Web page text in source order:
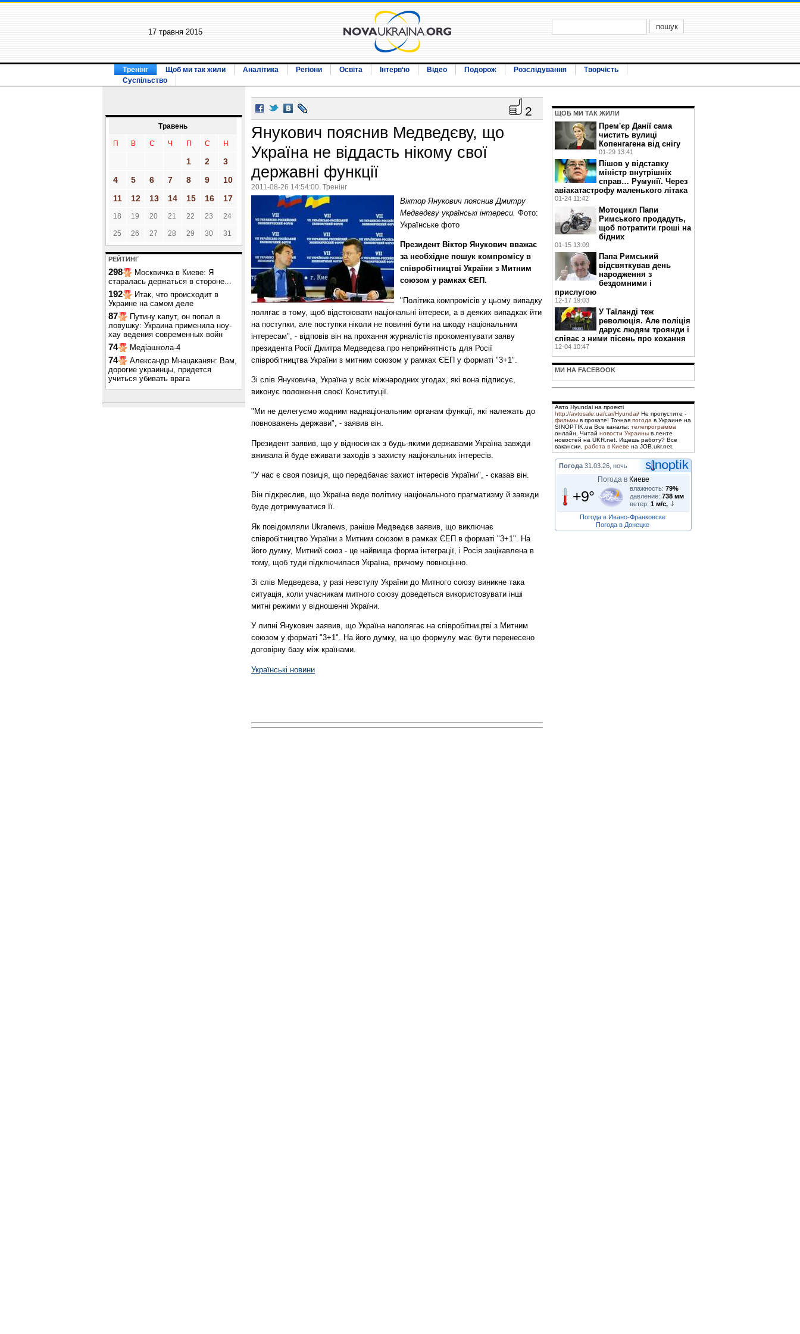
17 травня 2015
Тренінг Щоб ми так жили Аналітика Регіони Освіта Інтерв‘ю Відео Подорож Розслідування
Творчість
Суспільство
Травень
П В С Ч П С Н
1 2
3
4
5 6 7 8 9
10
11
12 13 14 15 16 17
18 19 20 21 22 23 24
25 26 27 28 29 30 31
РЕЙТИНГ
298
Москвичка в Киеве: Я
старалась держаться в стороне...
192
Итак, что происходит в
Украине на самом деле
87
Путину капут, он попал в
ловушку: Украина применила ноу-
хау ведения современных войн
74 Медіашкола-4
74
Александр Мнацаканян: Вам,
дорогие украинцы, придется
учиться убивать врага
2
Янукович пояснив Медведєву, що
Україна не віддасть нікому свої
державні функції
2011-08-26 14:54:00. Тренінг
Віктор Янукович пояснив Дмитру
Медведєву українські інтереси. Фото:
Українське фото
Президент Віктор Янукович вважає
за необхідне пошук компромісу в
співробітництві України з Митним
союзом у рамках ЄЕП.
"Політика компромісів у цьому випадку
полягає в тому, щоб відстоювати національні інтереси, а в деяких випадках йти
на поступки, але поступки ніколи не повинні бути на шкоду національним
інтересам", - відповів він на прохання журналістів прокоментувати заяву
президента Росії Дмитра Медведєва про неприйнятність для Росії
співробітництва України з митним союзом у рамках ЄЕП у форматі "3+1".
Зі слів Януковича, Україна у всіх міжнародних угодах, які вона підписує,
виконує положення своєї Конституції.
"Ми не делегуємо жодним наднаціональним органам функції, які належать до
повноважень держави", - заявив він.
Президент заявив, що у відносинах з будь-якими державами Україна завжди
вживала й буде вживати заходів з захисту національних інтересів.
"У нас є своя позиція, що передбачає захист інтересів України", - сказав він.
Він підкреслив, що Україна веде політику національного прагматизму й завжди
буде дотримуватися її.
Як повідомляли Ukranews, раніше Медведєв заявив, що виключає
співробітництво України з Митним союзом в рамках ЄЕП в форматі "3+1". На
його думку, Митний союз - це найвища форма інтеграції, і Росія зацікавлена в
тому, щоб туди підключилася Україна, причому повноцінно.
Зі слів Медведєва, у разі невступу України до Митного союзу виникне така
ситуація, коли учасникам митного союзу доведеться використовувати інші
митні режими у відношенні України.
У липні Янукович заявив, що Україна наполягає на співробітництві з Митним
союзом у форматі "3+1". На його думку, на цю формулу має бути перенесено
договірну базу між країнами.
Українські новини
ЩОБ МИ ТАК ЖИЛИ
Прем'єр Данії сама
чистить вулиці
Копенгагена від снігу
01-29 13:41
Пішов у відставку
міністр внутрішніх
справ… Румунії. Через
авіакатастрофу маленького літака
01-24 11:42
Мотоцикл Папи
Римського продадуть,
щоб потратити гроші на
бідних
01-15 13:09
Папа Римський
відсвяткував день
народження з
бездомними і
прислугою
12-17 19:03
У Таїланді теж
революція. Але поліція
дарує людям троянди і
співає з ними пісень про кохання
12-04 10:47
МИ НА FACEBOOK
Авто Hyundai на проекті
http://avtosale.ua/car/Hyundai/ Не пропустите -
фильмы в прокате! Точная погода в Украине на
SINOPTIK.ua Все каналы: телепрограмма
онлайн. Читай новости Украины в ленте
новостей на UKR.net. Ищешь работу? Все
вакансии, работа в Киеве на JOB.ukr.net.
Погода 31.03.26, ночь
Погода в Киеве
+9° влажность: 79%
давление: 738 мм
ветер: 1 м/с,
Погода в Ивано-Франковске
Погода в Донецке